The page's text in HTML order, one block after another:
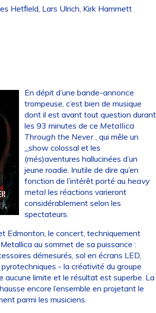
Hetﬁeld, Lars Ulrich, Kirk Hammett
En dépit d’une bande-annonce
trompeuse, c’est bien de musique
dont il est avant tout question durant
les 93 minutes de ce Metallica
Through the Never , qui mêle un
_show colossal et les
(més)aventures hallucinées d’un
jeune roadie. Inutile de dire qu’en
fonction de l’intérêt porté au heavy
metalles réactions varieront
considérablement selon les
spectateurs.
Edmonton, le concert, techniquement
au sommet de sa puissance :
démesurés, sol en écrans LED,
- la créativité du groupe
aucune limite et le résultat est superbe. La
encore l’ensemble en projetant le
parmi les musiciens.